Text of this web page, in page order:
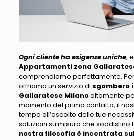
Ogni cliente ha esigenze uniche,
Appartamenti zona
comprendiamo perfettamente.
offriamo un servizio di sgombero
Gallaratese Milanoaltamente
momento del primo contatto, il
tempo all’ascolto delle tue
soluzioni su misura che soddisfino
nostra filosofia è incentrata